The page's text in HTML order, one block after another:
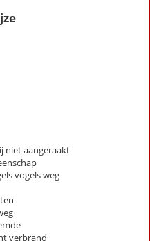
niet aangeraakt
vogels weg
verbrand